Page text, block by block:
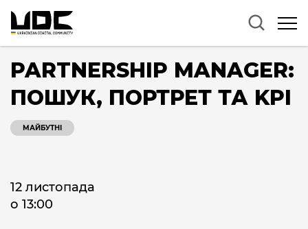
PARTNERSHIP MANAGER:
ПОШУК, ПОРТРЕТ ТА KPI
МАЙБУТНІ
12 листопада
о 13:00